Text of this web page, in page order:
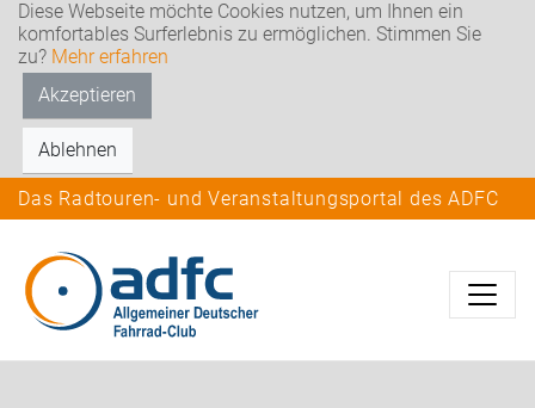
Diese Webseite möchte Cookies nutzen, um Ihnen ein
komfortables Surferlebnis zu ermöglichen. Stimmen Sie
zu? Mehr erfahren
Akzeptieren
Ablehnen
Das Radtouren- und Veranstaltungsportal des ADFC